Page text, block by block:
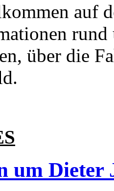
auf
über die
um Dieter